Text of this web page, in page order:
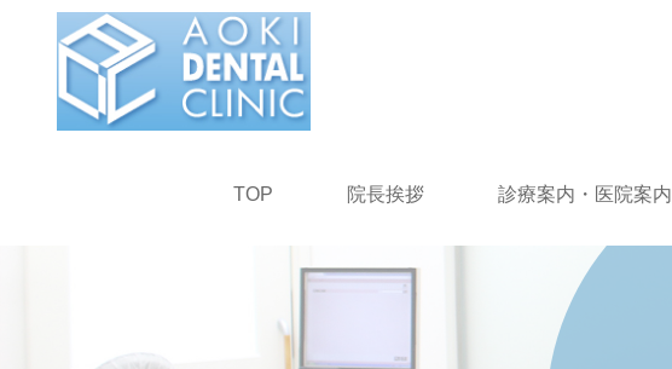
TOP 院長挨拶 診療案内・医院案内